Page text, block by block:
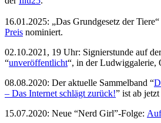
16.01.2025: „Das Grundgesetz der
Preis nominiert.
02.10.2021, 19 Uhr: Signierstunde auf
“unveröffentlicht“, in der Ludwiggalerie,
08.08.2020: Der aktuelle Sammelband “
– Das Internet schlägt zurück!” ist ab
15.07.2020: Neue “Nerd Girl”-Folge: